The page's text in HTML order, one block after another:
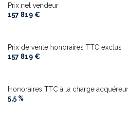
Prix net vendeur
157 819 €
Prix de vente honoraires TTC exclus
157 819 €
Honoraires TTC à la charge acquéreur
5,5 %